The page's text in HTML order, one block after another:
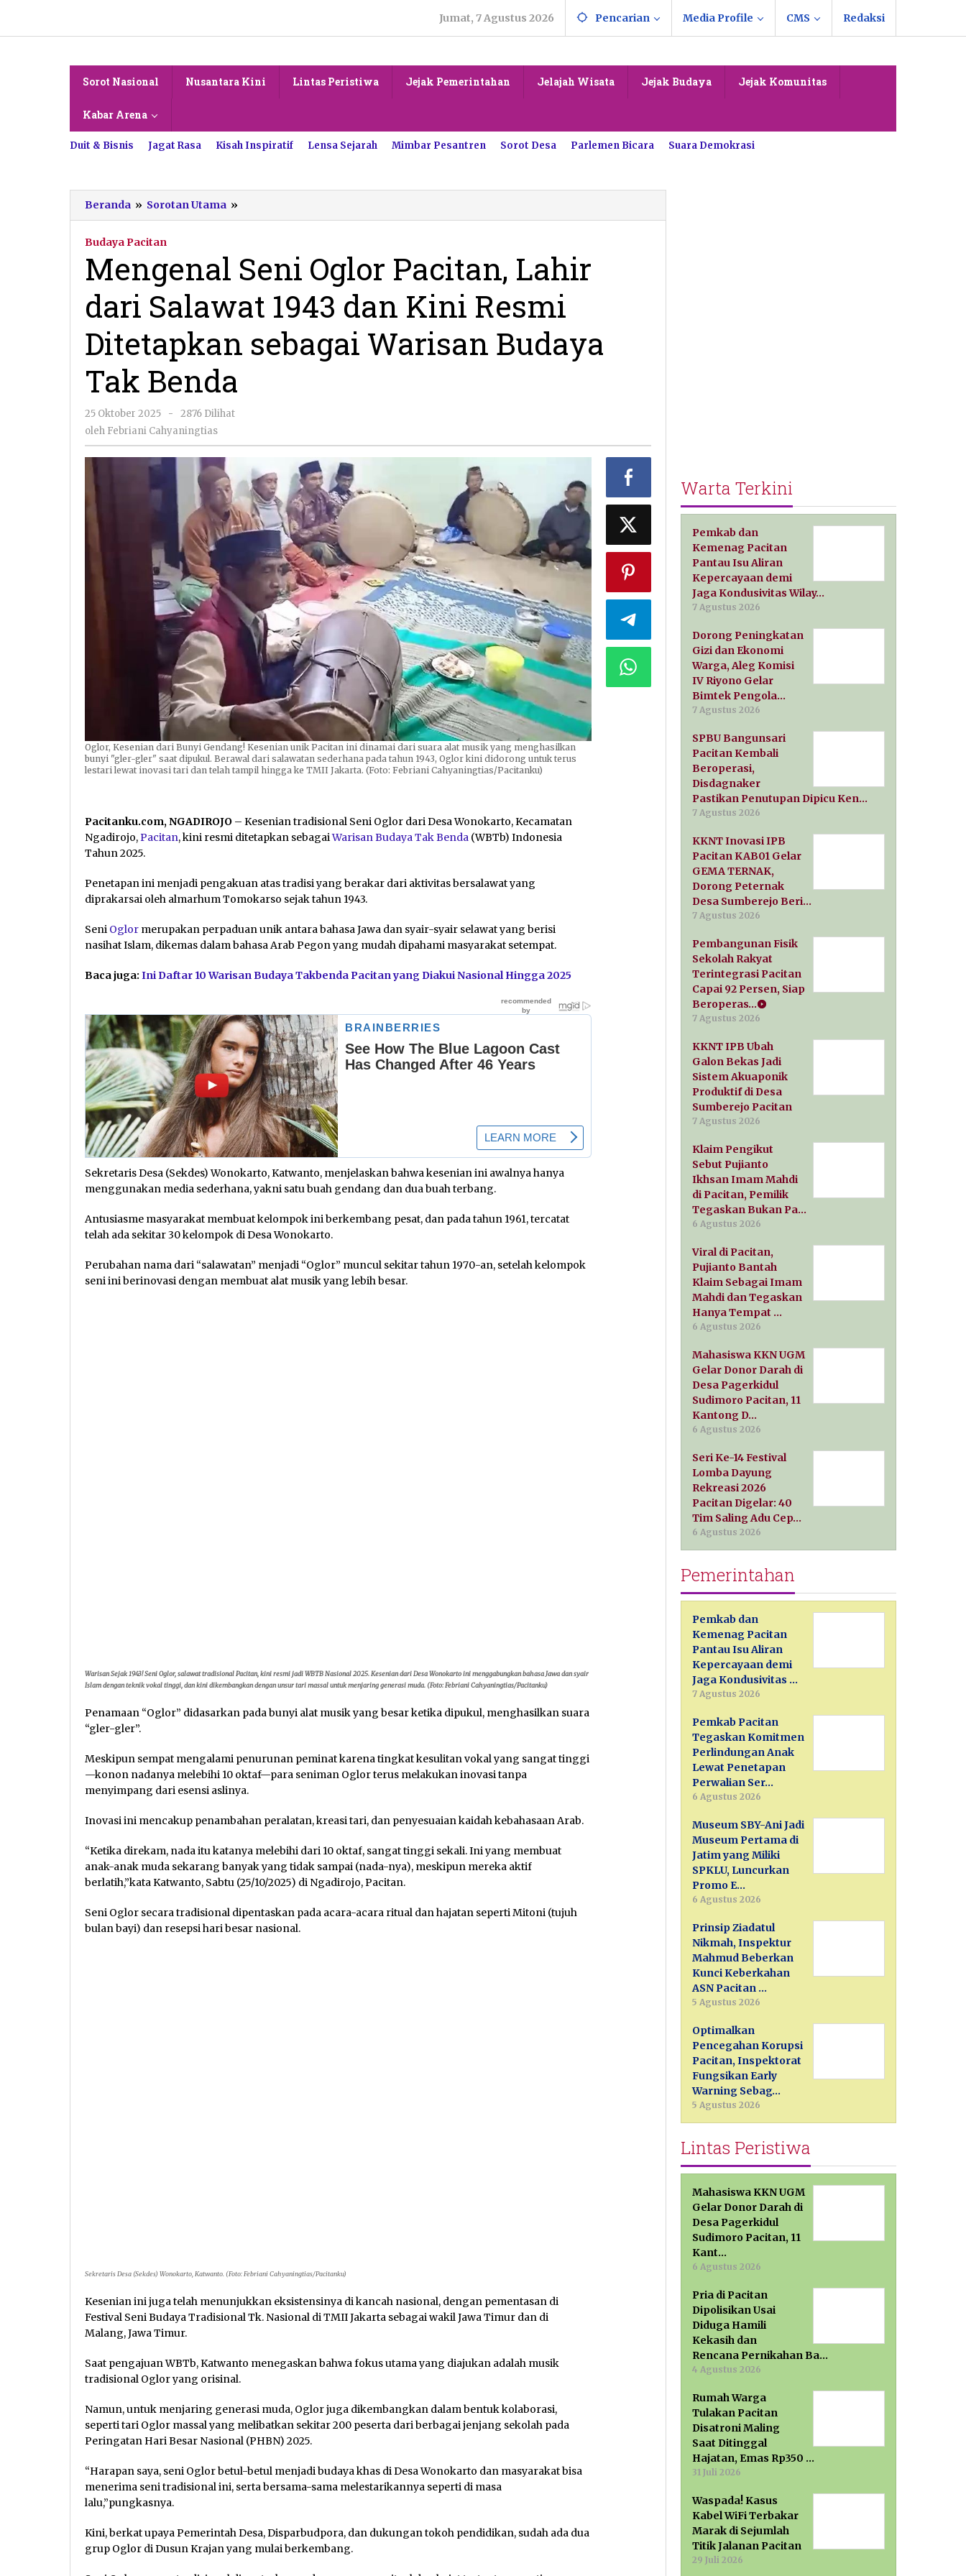
konten
Jumat, 7 Agustus 2026 Pencarian Media Profile CMS Redaksi
Sorot Nasional Nusantara Kini Lintas Peristiwa Jejak Pemerintahan Jelajah Wisata Jejak Budaya Jejak Komunitas
Kabar Arena
Duit & Bisnis Jagat Rasa Kisah Inspiratif Lensa Sejarah Mimbar Pesantren Sorot Desa Parlemen Bicara Suara Demokrasi
Beranda » Sorotan Utama »
Seni
Lahir
dari
Salawat
1943
Kini
Resmi
Benda
Budaya Pacitan
Mengenal Seni Oglor Pacitan, Lahir
dari Salawat 1943 dan Kini Resmi
Ditetapkan sebagai Warisan Budaya
Tak Benda
25 Oktober 2025
oleh
Febriani
Cahyaningtias
-
2876 Dilihat
oleh Febriani Cahyaningtias
Oglor, Kesenian dari Bunyi Gendang! Kesenian unik Pacitan ini dinamai dari suara alat musik yang menghasilkan
bunyi "gler-gler" saat dipukul. Berawal dari salawatan sederhana pada tahun 1943, Oglor kini didorong untuk terus
lestari lewat inovasi tari dan telah tampil hingga ke TMII Jakarta. (Foto: Febriani Cahyaningtias/Pacitanku)
Pacitanku.com, NGADIROJO – Kesenian tradisional Seni Oglor dari Desa Wonokarto, Kecamatan
Ngadirojo,Pacitan, kini resmi ditetapkan sebagaiWarisan Budaya Tak Benda (WBTb) Indonesia
Tahun 2025.
Penetapan ini menjadi pengakuan atas tradisi yang berakar dari aktivitas bersalawat yang
diprakarsai oleh almarhum Tomokarso sejak tahun 1943.
Seni Oglor merupakan perpaduan unik antara bahasa Jawa dan syair-syair selawat yang berisi
nasihat Islam, dikemas dalam bahasa Arab Pegon yang mudah dipahami masyarakat setempat.
Baca juga: Ini Daftar 10 Warisan Budaya Takbenda Pacitan yang Diakui Nasional Hingga 2025
Sekretaris Desa (Sekdes) Wonokarto, Katwanto, menjelaskan bahwa kesenian ini awalnya hanya
menggunakan media sederhana, yakni satu buah gendang dan dua buah terbang.
Antusiasme masyarakat membuat kelompok ini berkembang pesat, dan pada tahun 1961, tercatat
telah ada sekitar 30 kelompok di Desa Wonokarto.
Perubahan nama dari “salawatan” menjadi “Oglor” muncul sekitar tahun 1970-an, setelah kelompok
seni ini berinovasi dengan membuat alat musik yang lebih besar.
Warisan Sejak 1943! Seni Oglor, salawat tradisional Pacitan, kini resmi jadi WBTB Nasional 2025. Kesenian dari Desa Wonokarto ini menggabungkan bahasa Jawa dan syair
Islam dengan teknik vokal tinggi, dan kini dikembangkan dengan unsur tari massal untuk menjaring generasi muda. (Foto: Febriani Cahyaningtias/Pacitanku)
Penamaan “Oglor” didasarkan pada bunyi alat musik yang besar ketika dipukul, menghasilkan suara
“gler-gler”.
Meskipun sempat mengalami penurunan peminat karena tingkat kesulitan vokal yang sangat tinggi
—konon nadanya melebihi 10 oktaf—para seniman Oglor terus melakukan inovasi tanpa
menyimpang dari esensi aslinya.
Inovasi ini mencakup penambahan peralatan, kreasi tari, dan penyesuaian kaidah kebahasaan Arab.
“Ketika direkam, nada itu katanya melebihi dari 10 oktaf, sangat tinggi sekali. Ini yang membuat
anak-anak muda sekarang banyak yang tidak sampai (nada-nya), meskipun mereka aktif
berlatih,”kata Katwanto, Sabtu (25/10/2025) di Ngadirojo, Pacitan.
Seni Oglor secara tradisional dipentaskan pada acara-acara ritual dan hajatan seperti Mitoni (tujuh
bulan bayi) dan resepsi hari besar nasional.
Sekretaris Desa (Sekdes) Wonokarto, Katwanto. (Foto: Febriani Cahyaningtias/Pacitanku)
Kesenian ini juga telah menunjukkan eksistensinya di kancah nasional, dengan pementasan di
Festival Seni Budaya Tradisional Tk. Nasional di TMII Jakarta sebagai wakil Jawa Timur dan di
Malang, Jawa Timur.
Saat pengajuan WBTb, Katwanto menegaskan bahwa fokus utama yang diajukan adalah musik
tradisional Oglor yang orisinal.
Namun, untuk menjaring generasi muda, Oglor juga dikembangkan dalam bentuk kolaborasi,
seperti tari Oglor massal yang melibatkan sekitar 200 peserta dari berbagai jenjang sekolah pada
Peringatan Hari Besar Nasional (PHBN) 2025.
“Harapan saya, seni Oglor betul-betul menjadi budaya khas di Desa Wonokarto dan masyarakat bisa
menerima seni tradisional ini, serta bersama-sama melestarikannya seperti di masa
lalu,”pungkasnya.
Kini, berkat upaya Pemerintah Desa, Disparbudpora, dan dukungan tokoh pendidikan, sudah ada dua
grup Oglor di Dusun Krajan yang mulai berkembang.
Warta Terkini
Pemkab dan
Kemenag Pacitan
Pantau Isu Aliran
Kepercayaan demi
Jaga Kondusivitas Wilay…
7 Agustus 2026
Dorong Peningkatan
Gizi dan Ekonomi
Warga, Aleg Komisi
IV Riyono Gelar
Bimtek Pengola…
7 Agustus 2026
SPBU Bangunsari
Pacitan Kembali
Beroperasi,
Disdagnaker
Pastikan Penutupan Dipicu Ken…
7 Agustus 2026
KKNT Inovasi IPB
Pacitan KAB01 Gelar
GEMA TERNAK,
Dorong Peternak
Desa Sumberejo Beri…
7 Agustus 2026
Pembangunan Fisik
Sekolah Rakyat
Terintegrasi Pacitan
Capai 92 Persen, Siap
Beroperas…
7 Agustus 2026
KKNT IPB Ubah
Galon Bekas Jadi
Sistem Akuaponik
Produktif di Desa
Sumberejo Pacitan
7 Agustus 2026
Klaim Pengikut
Sebut Pujianto
Ikhsan Imam Mahdi
di Pacitan, Pemilik
Tegaskan Bukan Pa…
6 Agustus 2026
Viral di Pacitan,
Pujianto Bantah
Klaim Sebagai Imam
Mahdi dan Tegaskan
Hanya Tempat …
6 Agustus 2026
Mahasiswa KKN UGM
Gelar Donor Darah di
Desa Pagerkidul
Sudimoro Pacitan, 11
Kantong D…
6 Agustus 2026
Seri Ke-14 Festival
Lomba Dayung
Rekreasi 2026
Pacitan Digelar: 40
Tim Saling Adu Cep…
6 Agustus 2026
Pemerintahan
Pemkab dan
Kemenag Pacitan
Pantau Isu Aliran
Kepercayaan demi
Jaga Kondusivitas …
7 Agustus 2026
Pemkab Pacitan
Tegaskan Komitmen
Perlindungan Anak
Lewat Penetapan
Perwalian Ser…
6 Agustus 2026
Museum SBY-Ani Jadi
Museum Pertama di
Jatim yang Miliki
SPKLU, Luncurkan
Promo E…
6 Agustus 2026
Prinsip Ziadatul
Nikmah, Inspektur
Mahmud Beberkan
Kunci Keberkahan
ASN Pacitan …
5 Agustus 2026
Optimalkan
Pencegahan Korupsi
Pacitan, Inspektorat
Fungsikan Early
Warning Sebag…
5 Agustus 2026
Lintas Peristiwa
Mahasiswa KKN UGM
Gelar Donor Darah di
Desa Pagerkidul
Sudimoro Pacitan, 11
Kant…
6 Agustus 2026
Pria di Pacitan
Dipolisikan Usai
Diduga Hamili
Kekasih dan
Rencana Pernikahan Ba…
4 Agustus 2026
Rumah Warga
Tulakan Pacitan
Disatroni Maling
Saat Ditinggal
Hajatan, Emas Rp350 …
31 Juli 2026
Waspada! Kasus
Kabel WiFi Terbakar
Marak di Sejumlah
Titik Jalanan Pacitan
29 Juli 2026